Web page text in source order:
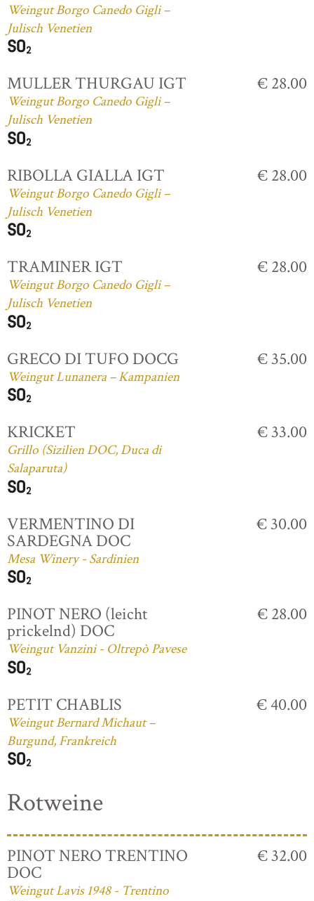
Weingut Borgo Canedo Gigli –
Julisch Venetien
MULLER THURGAU IGT
Weingut Borgo Canedo Gigli –
Julisch Venetien
€ 28.00
RIBOLLA GIALLA IGT
Weingut Borgo Canedo Gigli –
Julisch Venetien
€ 28.00
TRAMINER IGT
Weingut Borgo Canedo Gigli –
Julisch Venetien
€ 28.00
GRECO DI TUFO DOCG
Weingut Lunanera – Kampanien
€ 35.00
KRICKET
Grillo (Sizilien DOC, Duca di
Salaparuta)
€ 33.00
VERMENTINO DI
SARDEGNA DOC
Mesa Winery - Sardinien
€ 30.00
PINOT NERO (leicht
prickelnd) DOC
Weingut Vanzini - Oltrepò Pavese
€ 28.00
PETIT CHABLIS
Weingut Bernard Michaut –
Burgund, Frankreich
€ 40.00
Rotweine
PINOT NERO TRENTINO
DOC
Weingut Lavis 1948 - Trentino
€ 32.00